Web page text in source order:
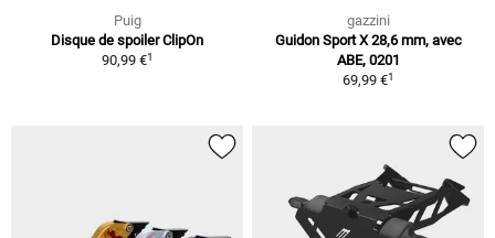
Puig
Disque de spoiler ClipOn
90,99 €1
gazzini
Guidon Sport X 28,6 mm, avec
ABE, 0201
69,99 €1